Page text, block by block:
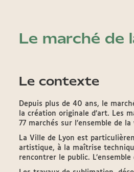
Le marché de
Le contexte
Depuis plus de 40 ans, le
la création originale d’art. Les
77 marchés sur l’ensemble de
La Ville de Lyon est
artistique, à la maîtrise
rencontrer le public.